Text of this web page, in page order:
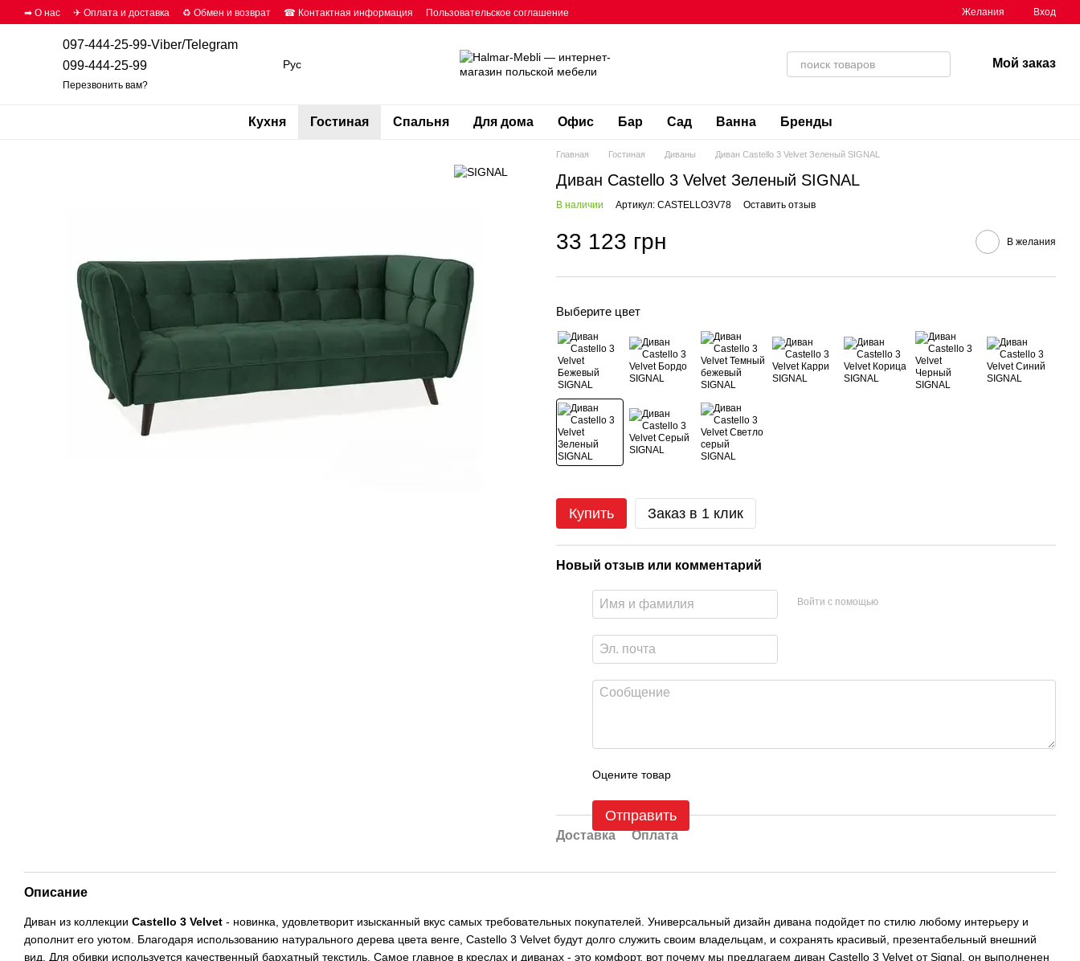
Перейти к основному контенту
➡ О нас ✈ Оплата и доставка ♻ Обмен и возврат ☎ Контактная информация Пользовательское соглашение Желания Вход
097-444-25-99-Viber/Telegram
099-444-25-99
Перезвонить вам?
Рус Мой заказ
Кухня Гостиная Спальня Для дома Офис Бар Сад Ванна Бренды
Главная Гостиная Диваны Диван Castello 3 Velvet Зеленый SIGNAL
Диван Castello 3 Velvet Зеленый SIGNAL
В наличии Артикул: CASTELLO3V78 Оставить отзыв
33 123 грн В желания
Выберите цвет
Купить Заказ в 1 клик
Новый отзыв или комментарий
Войти с помощью
Оцените товар
Отправить
Доставка Оплата
Описание
Диван из коллекции Castello 3 Velvet - новинка, удовлетворит изысканный вкус самых требовательных покупателей. Универсальный дизайн дивана подойдет по стилю любому интерьеру и
дополнит его уютом. Благодаря использованию натурального дерева цвета венге, Castello 3 Velvet будут долго служить своим владельцам, и сохранять красивый, презентабельный внешний
вид. Для обивки используется качественный бархатный текстиль. Самое главное в креслах и диванах - это комфорт, вот почему мы предлагаем диван Castello 3 Velvet от Signal, он выполненен